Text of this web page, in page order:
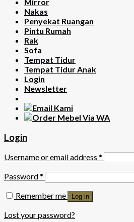
Nakas
Penyekat Ruangan
Pintu Rumah
Rak
Sofa
Tempat Tidur
Tempat Tidur Anak
Login
Newsletter
Login
Username or email address *
Password*
Remember me
Log in
Lost your password?